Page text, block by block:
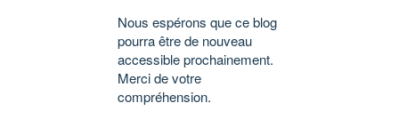
Nous espérons que ce blog
pourra être de nouveau
accessible prochainement.
Merci de votre
compréhension.